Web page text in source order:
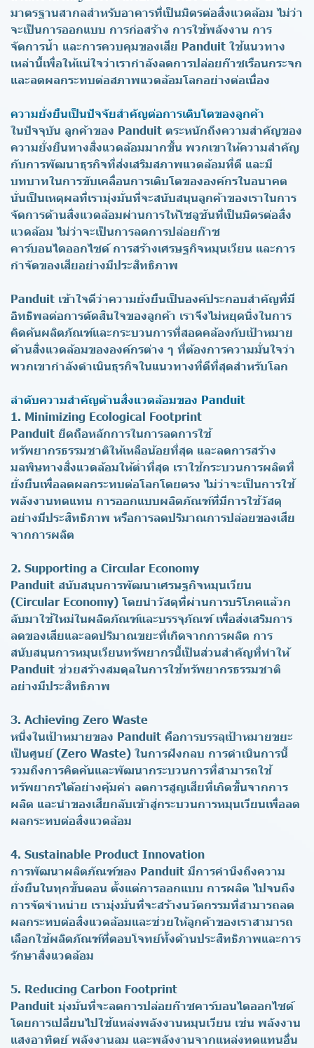
มาตรฐานสากลสำหรับอาคารที่เป็นมิตรต่อสิ่งแวดล้อม ไม่ว่า
จะเป็นการออกแบบ การก่อสร้าง การใช้พลังงาน การ
จัดการน้ำ และการควบคุมของเสีย Panduit ใช้แนวทาง
เหล่านี้เพื่อให้แน่ใจว่าเรากำลังลดการปล่อยก๊าซเรือนกระจก
และลดผลกระทบต่อสภาพแวดล้อมโลกอย่างต่อเนื่อง
ความยั่งยืนเป็นปัจจัยสำคัญต่อการเติบโตของลูกค้า
ในปัจจุบัน ลูกค้าของ Panduit ตระหนักถึงความสำคัญของ
ความยั่งยืนทางสิ่งแวดล้อมมากขึ้น พวกเขาให้ความสำคัญ
กับการพัฒนาธุรกิจที่ส่งเสริมสภาพแวดล้อมที่ดี และมี
บทบาทในการขับเคลื่อนการเติบโตขององค์กรในอนาคต
นั่นเป็นเหตุผลที่เรามุ่งมั่นที่จะสนับสนุนลูกค้าของเราในการ
จัดการด้านสิ่งแวดล้อมผ่านการให้โซลูชันที่เป็นมิตรต่อสิ่ง
แวดล้อม ไม่ว่าจะเป็นการลดการปล่อยก๊าซ
คาร์บอนไดออกไซด์ การสร้างเศรษฐกิจหมุนเวียน และการ
กำจัดของเสียอย่างมีประสิทธิภาพ
Panduit เข้าใจดีว่าความยั่งยืนเป็นองค์ประกอบสำคัญที่มี
อิทธิพลต่อการตัดสินใจของลูกค้า เราจึงไม่หยุดนิ่งในการ
คิดค้นผลิตภัณฑ์และกระบวนการที่สอดคล้องกับเป้าหมาย
ด้านสิ่งแวดล้อมขององค์กรต่าง ๆ ที่ต้องการความมั่นใจว่า
พวกเขากำลังดำเนินธุรกิจในแนวทางที่ดีที่สุดสำหรับโลก
ลำดับความสำคัญด้านสิ่งแวดล้อมของ Panduit
1. Minimizing Ecological Footprint
Panduit ยึดถือหลักการในการลดการใช้
ทรัพยากรธรรมชาติให้เหลือน้อยที่สุด และลดการสร้าง
มลพิษทางสิ่งแวดล้อมให้ต่ำที่สุด เราใช้กระบวนการผลิตที่
ยั่งยืนเพื่อลดผลกระทบต่อโลกโดยตรง ไม่ว่าจะเป็นการใช้
พลังงานทดแทน การออกแบบผลิตภัณฑ์ที่มีการใช้วัสดุ
อย่างมีประสิทธิภาพ หรือการลดปริมาณการปล่อยของเสีย
จากการผลิต
2. Supporting a Circular Economy
Panduit สนับสนุนการพัฒนาเศรษฐกิจหมุนเวียน
(Circular Economy) โดยนำวัสดุที่ผ่านการบริโภคแล้วก
ลับมาใช้ใหม่ในผลิตภัณฑ์และบรรจุภัณฑ์ เพื่อส่งเสริมการ
ลดของเสียและลดปริมาณขยะที่เกิดจากการผลิต การ
สนับสนุนการหมุนเวียนทรัพยากรนี้เป็นส่วนสำคัญที่ทำให้
Panduit ช่วยสร้างสมดุลในการใช้ทรัพยากรธรรมชาติ
อย่างมีประสิทธิภาพ
3. Achieving Zero Waste
หนึ่งในเป้าหมายของ Panduit คือการบรรลุเป้าหมายขยะ
เป็นศูนย์ (Zero Waste) ในการฝังกลบ การดำเนินการนี้
รวมถึงการคิดค้นและพัฒนากระบวนการที่สามารถใช้
ทรัพยากรได้อย่างคุ้มค่า ลดการสูญเสียที่เกิดขึ้นจากการ
ผลิต และนำของเสียกลับเข้าสู่กระบวนการหมุนเวียนเพื่อลด
ผลกระทบต่อสิ่งแวดล้อม
4. Sustainable Product Innovation
การพัฒนาผลิตภัณฑ์ของ Panduit มีการคำนึงถึงความ
ยั่งยืนในทุกขั้นตอน ตั้งแต่การออกแบบ การผลิต ไปจนถึง
การจัดจำหน่าย เรามุ่งมั่นที่จะสร้างนวัตกรรมที่สามารถลด
ผลกระทบต่อสิ่งแวดล้อมและช่วยให้ลูกค้าของเราสามารถ
เลือกใช้ผลิตภัณฑ์ที่ตอบโจทย์ทั้งด้านประสิทธิภาพและการ
รักษาสิ่งแวดล้อม
5. Reducing Carbon Footprint
Panduit มุ่งมั่นที่จะลดการปล่อยก๊าซคาร์บอนไดออกไซด์
โดยการเปลี่ยนไปใช้แหล่งพลังงานหมุนเวียน เช่น พลังงาน
แสงอาทิตย์ พลังงานลม และพลังงานจากแหล่งทดแทนอื่น